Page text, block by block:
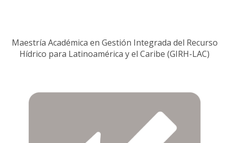
Maestría Académica en Gestión Integrada del Recurso
Hídrico para Latinoamérica y el Caribe (GIRH-LAC)